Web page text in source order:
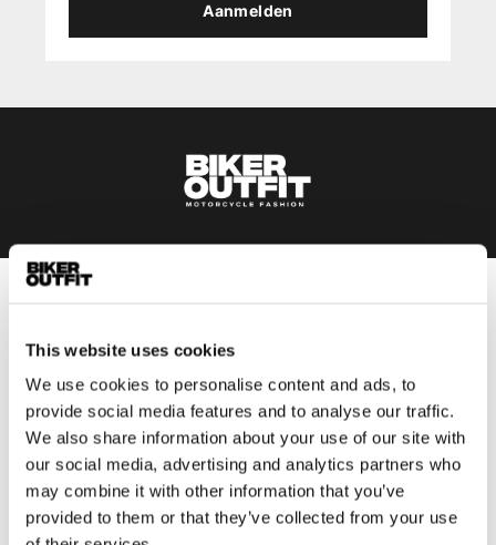
This website uses cookies
We use cookies to personalise content and ads, to
provide social media features and to analyse our traffic.
We also share information about your use of our site with
our social media, advertising and analytics partners who
may combine it with other information that you’ve
provided to them or that they’ve collected from your use
Aanmelden
Motorkleding heren
Motorjas heren
Motorbroek heren
Motorpak heren
Motorjeans heren
Motorhoodie heren